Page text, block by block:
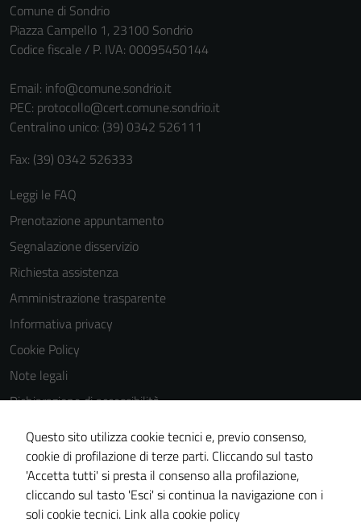
Comune di Sondrio
Piazza Campello 1, 23100 Sondrio
Codice fiscale / P. IVA: 00095450144
Email: info@comune.sondrio.it
PEC: protocollo@cert.comune.sondrio.it
Centralino unico: (39) 0342 526111
Fax: (39) 0342 526333
Leggi le FAQ
Prenotazione appuntamento
Segnalazione disservizio
Richiesta assistenza
Amministrazione trasparente
Informativa privacy
Cookie Policy
Note legali
Dichiarazione di accessibilità
Dichiarazione di accessibilità Servizi
Whistleblowing
Piano di miglioramento del sito
Area riservata
Questo sito utilizza cookie tecnici e, previo consenso,
cookie di profilazione di terze parti. Cliccando sul tasto
'Accetta tutti' si presta il consenso alla profilazione,
cliccando sul tasto 'Esci' si continua la navigazione con i
soli cookie tecnici. Link alla cookie policy